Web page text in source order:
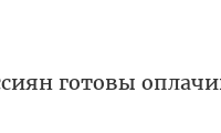
готовы